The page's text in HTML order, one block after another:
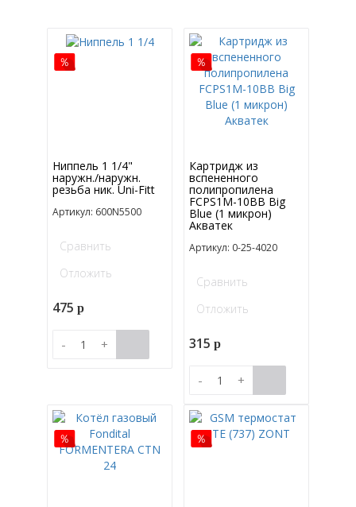
Ниппель 1 1/4"
наружн./наружн.
резьба ник. Uni-Fitt
Артикул: 600N5500
Сравнить
Отложить
475p
- +
Картридж из
вспененного
полипропилена
FCPS1M-10BB Big
Blue (1 микрон)
Акватек
Артикул: 0-25-4020
Сравнить
Отложить
315p
- +